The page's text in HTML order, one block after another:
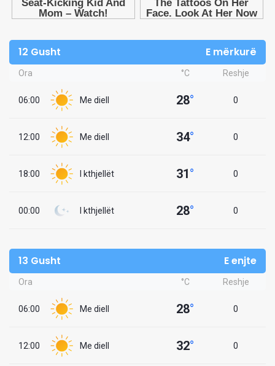
12 Gusht E mërkurë
Ora °C Reshje
06:00 Me diell 28° 0
12:00 Me diell 34° 0
18:00 I kthjellët 31° 0
00:00 I kthjellët 28° 0
13 Gusht E enjte
Ora °C Reshje
06:00 Me diell 28° 0
12:00 Me diell 32° 0